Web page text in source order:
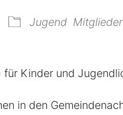
Jugend Mitglieder
Kinder und
in den